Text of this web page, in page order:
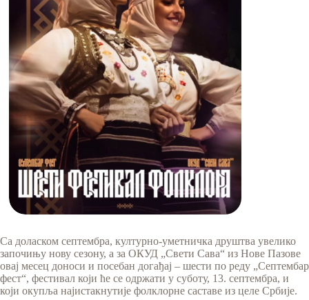
Са доласком септембра, културно-уметничка друштва увелико
започињу нову сезону, а за ОКУД „Свети Сава“ из Нове Пазове
овај месец доноси и посебан догађај – шести по реду „Септембар
фест“, фестивал који ће се одржати у суботу, 13. септембра, и
који окупља најистакнутије фолклорне саставе из целе Србије.